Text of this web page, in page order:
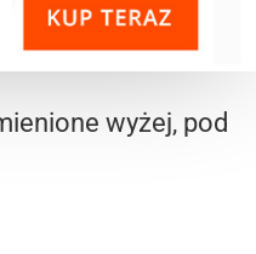
wyżej, pod